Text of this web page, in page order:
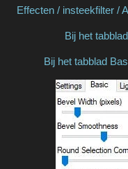
Effecten / insteekfilter /
Bij het
Bij het tabblad